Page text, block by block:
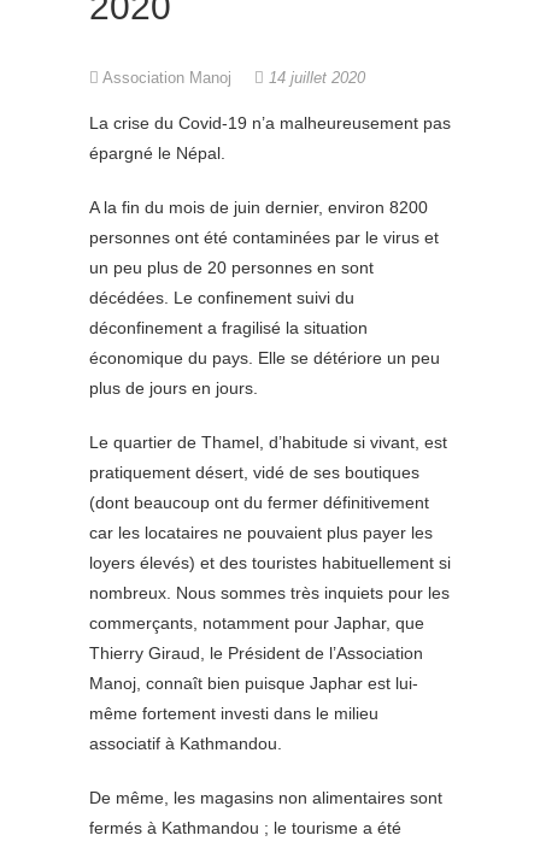
Association Manoj 14 juillet 2020
La crise du Covid-19 n’a malheureusement pas
épargné le Népal.
A la fin du mois de juin dernier, environ 8200
personnes ont été contaminées par le virus et
un peu plus de 20 personnes en sont
décédées. Le confinement suivi du
déconfinement a fragilisé la situation
économique du pays. Elle se détériore un peu
plus de jours en jours.
Le quartier de Thamel, d’habitude si vivant, est
pratiquement désert, vidé de ses boutiques
(dont beaucoup ont du fermer définitivement
car les locataires ne pouvaient plus payer les
loyers élevés) et des touristes habituellement si
nombreux. Nous sommes très inquiets pour les
commerçants, notamment pour Japhar, que
Thierry Giraud, le Président de l’Association
Manoj, connaît bien puisque Japhar est lui-
même fortement investi dans le milieu
associatif à Kathmandou.
De même, les magasins non alimentaires sont
fermés à Kathmandou ; le tourisme a été